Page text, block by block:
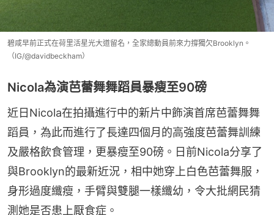
碧咸早前正式在荷里活星光大道留名，全家總動員前來力撐獨欠Brooklyn。
（IG/@davidbeckham）
Nicola為演芭蕾舞舞蹈員暴瘦至90磅
近日Nicola在拍攝進行中的新片中飾演首席芭蕾舞舞
蹈員，為此而進行了長達四個月的高強度芭蕾舞訓練
及嚴格飲食管理，更暴瘦至90磅。日前Nicola分享了
與Brooklyn的最新近況，相中她穿上白色芭蕾舞服，
身形過度纖瘦，手臂與雙腿一樣纖幼，令大批網民猜
測她是否患上厭食症。